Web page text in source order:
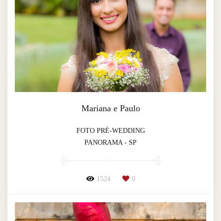
Mariana e Paulo
FOTO PRÉ-WEDDING
PANORAMA - SP
1524 0